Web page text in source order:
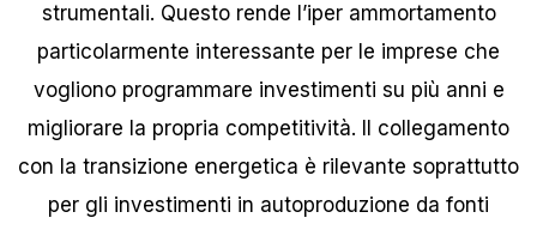
strumentali. Questo rende l’iper ammortamento
particolarmente interessante per le imprese che
vogliono programmare investimenti su più anni e
migliorare la propria competitività. Il collegamento
con la transizione energetica è rilevante soprattutto
per gli investimenti in autoproduzione da fonti